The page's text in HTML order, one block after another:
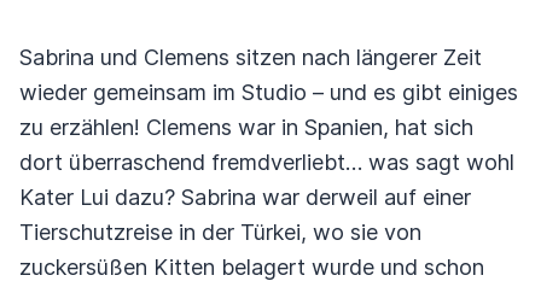
Sabrina und Clemens sitzen nach längerer Zeit
wieder gemeinsam im Studio – und es gibt einiges
zu erzählen! Clemens war in Spanien, hat sich
dort überraschend fremdverliebt… was sagt wohl
Kater Lui dazu? Sabrina war derweil auf einer
Tierschutzreise in der Türkei, wo sie von
zuckersüßen Kitten belagert wurde und schon